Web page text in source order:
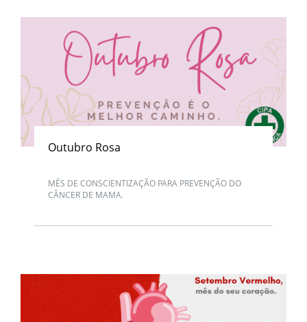
Outubro Rosa
MÊS DE CONSCIENTIZAÇÃO PARA PREVENÇÃO DO
CÂNCER DE MAMA.